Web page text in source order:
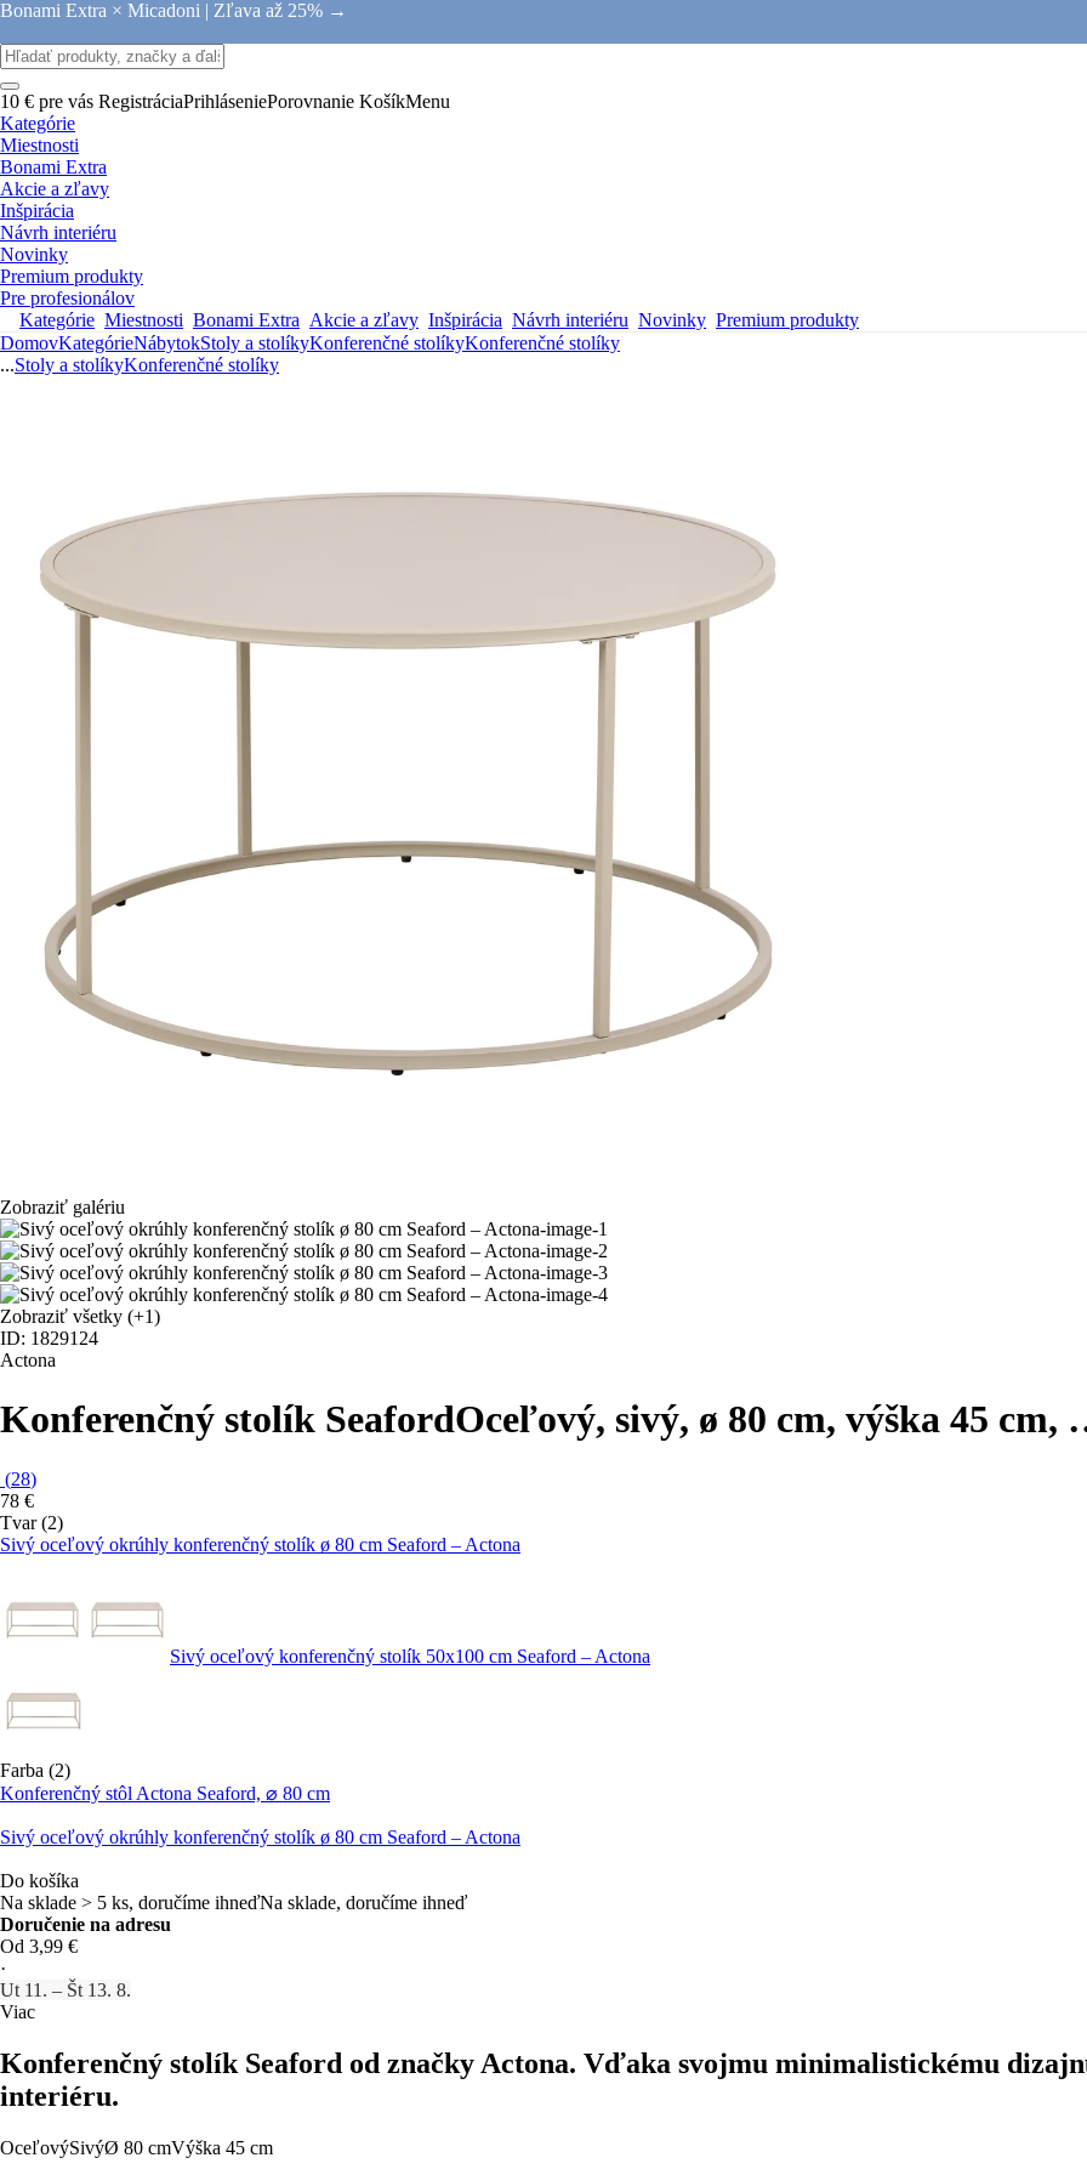
Bonami Extra × Micadoni | Zľava až 25% →
10 € pre vás RegistráciaPrihláseniePorovnanie KošíkMenu
Kategórie
Miestnosti
Bonami Extra
Akcie a zľavy
Inšpirácia
Návrh interiéru
Novinky
Premium produkty
Pre profesionálov
Kategórie Miestnosti Bonami Extra Akcie a zľavy Inšpirácia Návrh interiéru Novinky Premium produkty
DomovKategórieNábytokStoly a stolíkyKonferenčné stolíkyKonferenčné stolíky
...Stoly a stolíkyKonferenčné stolíky
Zobraziť galériu
Zobraziť všetky (+1)
ID: 1829124
Actona
Konferenčný stolík SeafordOceľový, sivý, ø 80 cm, výška 45 cm,
(28)
78 €
Tvar (2)
Sivý oceľový okrúhly konferenčný stolík ø 80 cm Seaford – Actona
Sivý oceľový konferenčný stolík 50x100 cm Seaford – Actona
Farba (2)
Konferenčný stôl Actona Seaford, ⌀ 80 cm
Sivý oceľový okrúhly konferenčný stolík ø 80 cm Seaford – Actona
Do košíka
Na sklade > 5 ks, doručíme ihneďNa sklade, doručíme ihneď
Doručenie na adresu
Od 3,99 €
·
Ut 11. – Št 13. 8.
Viac
Konferenčný stolík Seaford od značky Actona. Vďaka svojmu minimalistickému
interiéru.
OceľovýSivýØ 80 cmVýška 45 cm